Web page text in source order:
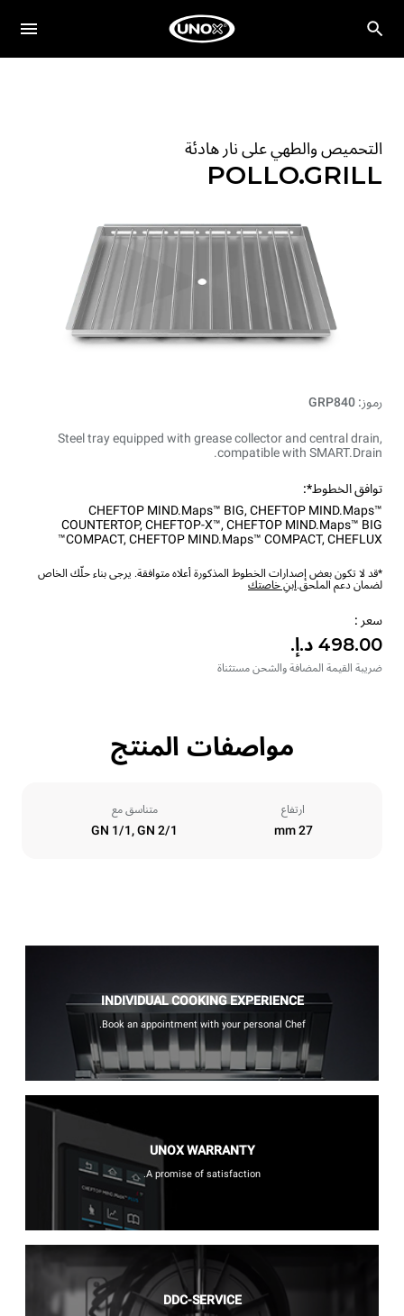
التحميص والطهي على نار هادئة
POLLO.GRILL
رموز: GRP840
Steel tray equipped with grease collector and central drain,
compatible with SMART.Drain.
توافق الخطوط*:
CHEFTOP MIND.Maps™ BIG, CHEFTOP MIND.Maps™
COUNTERTOP, CHEFTOP-X™, CHEFTOP MIND.Maps™ BIG
COMPACT, CHEFTOP MIND.Maps™ COMPACT, CHEFLUX™
*قد لا تكون بعض إصدارات الخطوط المذكورة أعلاه متوافقة. يرجى بناء حلّك الخاص
لضمان دعم الملحق.ابنِ خاصتك
سعر :
ضريبة القيمة المضافة والشحن مستثناة
مواصفات المنتج
ارتفاع
27 mm
متناسق مع
GN 1/1, GN 2/1
INDIVIDUAL COOKING EXPERIENCE
Book an appointment with your personal Chef.
UNOX WARRANTY
A promise of satisfaction.
DDC-SERVICE